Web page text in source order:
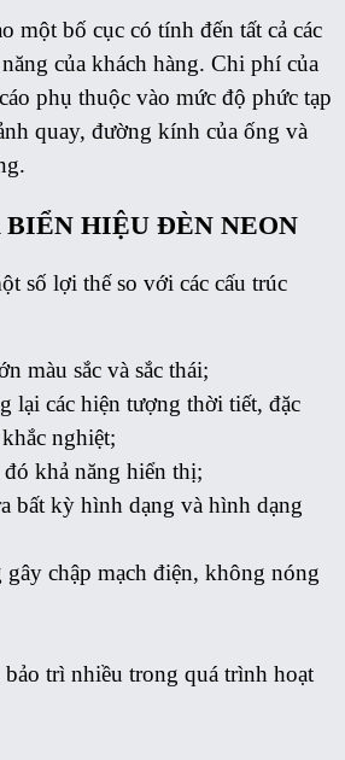
một bố cục có tính đến tất cả các
của khách hàng. Chi phí của
phụ thuộc vào mức độ phức tạp
quay, đường kính của ống và
HIỆU ĐÈN NEON
số lợi thế so với các cấu trúc
màu sắc và sắc thái;
lại các hiện tượng thời tiết, đặc
nghiệt;
khả năng hiển thị;
bất kỳ hình dạng và hình dạng
gây chập mạch điện, không nóng
trì nhiều trong quá trình hoạt